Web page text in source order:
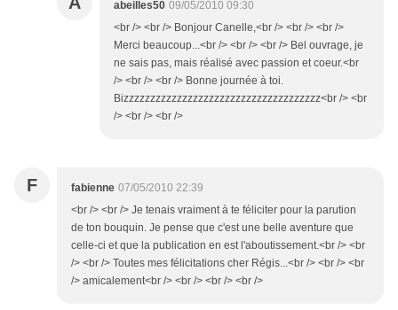
abeilles50 09/05/2010 09:30
<br /> <br /> Bonjour Canelle,<br /> <br /> <br />
Merci beaucoup...<br /> <br /> <br /> Bel ouvrage, je
ne sais pas, mais réalisé avec passion et coeur.<br
/> <br /> <br /> Bonne journée à toi.
Bizzzzzzzzzzzzzzzzzzzzzzzzzzzzzzzzzzzzz<br /> <br
/> <br /> <br />
F fabienne 07/05/2010 22:39
<br /> <br /> Je tenais vraiment à te féliciter pour la parution
de ton bouquin. Je pense que c'est une belle aventure que
celle-ci et que la publication en est l'aboutissement.<br /> <br
/> <br /> Toutes mes félicitations cher Régis...<br /> <br /> <br
/> amicalement<br /> <br /> <br /> <br />